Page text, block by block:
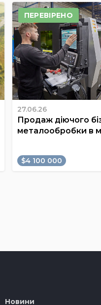
ПЕРЕВІРЕНО
27.06.26
Продаж діючого
металообробки в
$4 100 000
Новини